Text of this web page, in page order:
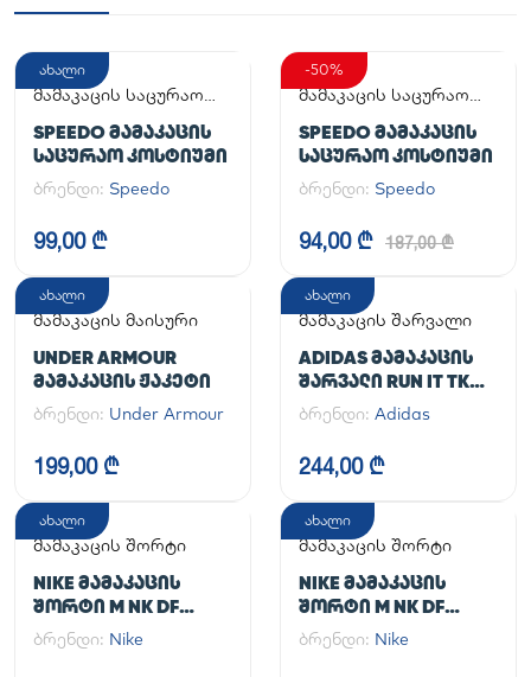
ახალი
მამაკაცის საცურაო
SPEEDO ᲛᲐᲛᲐᲙᲐᲪᲘᲡ
ᲡᲐᲪᲣᲠᲐᲝ ᲙᲝᲡᲢᲘᲣᲛᲘ
ბრენდი: Speedo
99,00 ₾
-50%
მამაკაცის საცურაო
SPEEDO ᲛᲐᲛᲐᲙᲐᲪᲘᲡ
ᲡᲐᲪᲣᲠᲐᲝ ᲙᲝᲡᲢᲘᲣᲛᲘ
ბრენდი: Speedo
94,00 ₾ 187,00 ₾
ახალი
მამაკაცის მაისური
UNDER ARMOUR
ᲛᲐᲛᲐᲙᲐᲪᲘᲡ ᲟᲐᲙᲔᲢᲘ
ბრენდი: Under Armour
199,00 ₾
ახალი
მამაკაცის შარვალი
ADIDAS ᲛᲐᲛᲐᲙᲐᲪᲘᲡ
ᲨᲐᲠᲕᲐᲚᲘ RUN IT TKO
PANT
ბრენდი: Adidas
244,00 ₾
ახალი
მამაკაცის შორტი
NIKE ᲛᲐᲛᲐᲙᲐᲪᲘᲡ
ᲨᲝᲠᲢᲘ M NK DF
UNLIMITED WVN 7IN
ბრენდი: Nike
ახალი
მამაკაცის შორტი
NIKE ᲛᲐᲛᲐᲙᲐᲪᲘᲡ
ᲨᲝᲠᲢᲘ M NK DF
UNLIMITED WVN 7IN
2IN1
ბრენდი: Nike